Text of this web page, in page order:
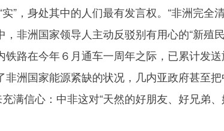
”，身处其中的人们最有发言权。“非洲完全
非洲国家领导人主动反驳别有用心的“新殖
铁路在今年６月通车一周年之际，已累计发
非洲国家能源紧缺的状况，几内亚政府甚至
满信心：中非这对“天然的好朋友、好兄弟